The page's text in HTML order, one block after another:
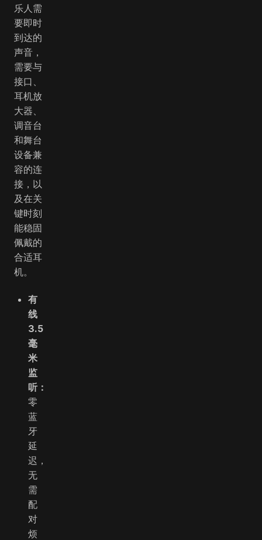
乐人需
要即时
到达的
声音，
需要与
接口、
耳机放
大器、
调音台
和舞台
设备兼
容的连
接，以
及在关
键时刻
能稳固
佩戴的
合适耳
机。
有
线
3.5
毫
米
监
听：
零
蓝
牙
延
迟，
无
需
配
对
烦